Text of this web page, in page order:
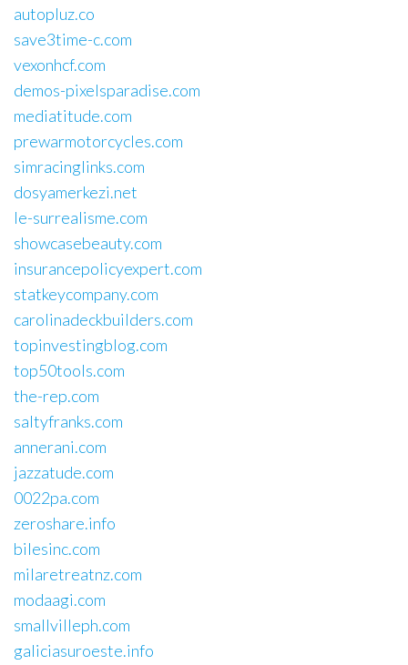
autopluz.co
save3time-c.com
vexonhcf.com
demos-pixelsparadise.com
mediatitude.com
prewarmotorcycles.com
simracinglinks.com
dosyamerkezi.net
le-surrealisme.com
showcasebeauty.com
insurancepolicyexpert.com
statkeycompany.com
carolinadeckbuilders.com
topinvestingblog.com
top50tools.com
the-rep.com
saltyfranks.com
annerani.com
jazzatude.com
0022pa.com
zeroshare.info
bilesinc.com
milaretreatnz.com
modaagi.com
smallvilleph.com
galiciasuroeste.info